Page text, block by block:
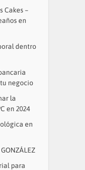
Cakes –
en
dentro
negocio
la
en 2024
en
para